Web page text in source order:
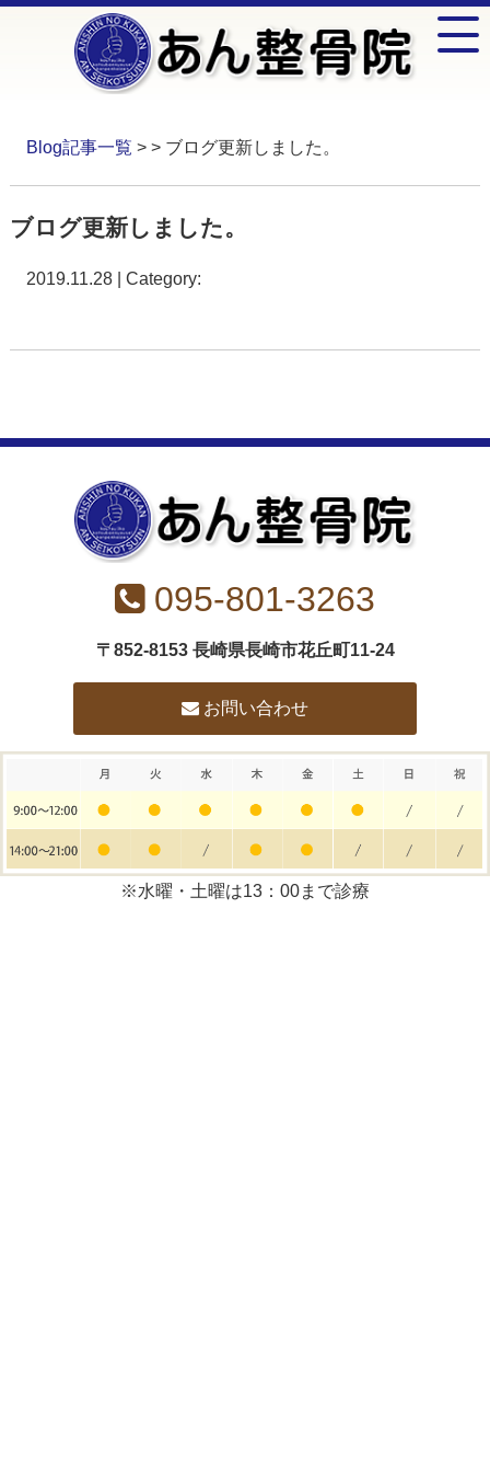
Blog記事一覧 > > ブログ更新しました。
ブログ更新しました。
2019.11.28 | Category:
095-801-3263
〒852-8153 長崎県長崎市花丘町11-24
お問い合わせ
※水曜・土曜は13：00まで診療